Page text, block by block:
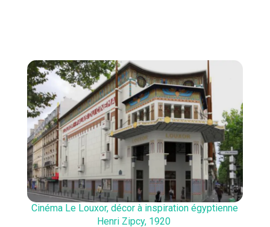
Cinéma Le Louxor, décor à inspiration égyptienne
Henri Zipcy, 1920